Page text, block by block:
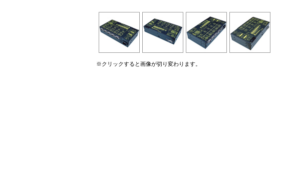
※クリックすると画像が切り変わります。